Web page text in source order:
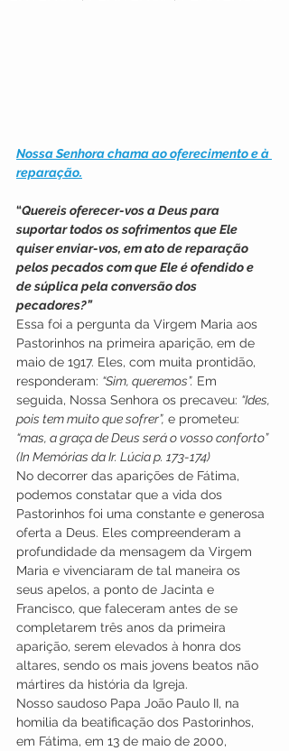
Nossa Senhora chama ao oferecimento e à
reparação.
“Quereis oferecer-vos a Deus para
suportar todos os sofrimentos que Ele
quiser enviar-vos, em ato de reparação
pelos pecados com que Ele é ofendido e
de súplica pela conversão dos
pecadores?”
Essa foi a pergunta da Virgem Maria aos
Pastorinhos na primeira aparição, em de
maio de 1917. Eles, com muita prontidão,
responderam: “Sim, queremos”. Em
seguida, Nossa Senhora os precaveu: “Ides,
pois tem muito que sofrer”, e prometeu:
“mas, a graça de Deus será o vosso conforto”
(In Memórias da Ir. Lúcia p. 173-174)
No decorrer das aparições de Fátima,
podemos constatar que a vida dos
Pastorinhos foi uma constante e generosa
oferta a Deus. Eles compreenderam a
profundidade da mensagem da Virgem
Maria e vivenciaram de tal maneira os
seus apelos, a ponto de Jacinta e
Francisco, que faleceram antes de se
completarem três anos da primeira
aparição, serem elevados à honra dos
altares, sendo os mais jovens beatos não
mártires da história da Igreja.
Nosso saudoso Papa João Paulo II, na
homilia da beatificação dos Pastorinhos,
em Fátima, em 13 de maio de 2000,